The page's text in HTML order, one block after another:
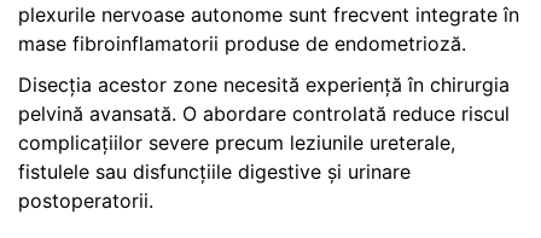
plexurile nervoase autonome sunt frecvent integrate în
mase fibroinflamatorii produse de endometrioză.
Disecția acestor zone necesită experiență în chirurgia
pelvină avansată. O abordare controlată reduce riscul
complicațiilor severe precum leziunile ureterale,
fistulele sau disfuncțiile digestive și urinare
postoperatorii.